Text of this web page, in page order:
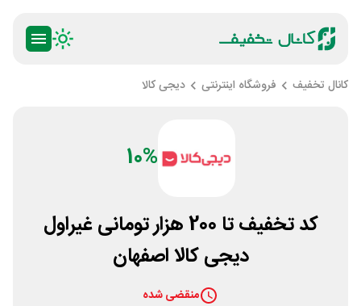
کانال تخفیف فروشگاه اینترنتی دیجی کالا
10%
کد تخفیف تا 200 هزار تومانی غیراول
دیجی کالا اصفهان
منقضی شده